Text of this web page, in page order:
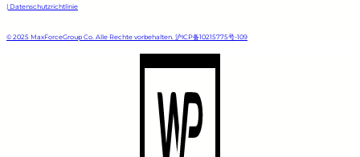
| Datenschutzrichtlinie
© 2025 MaxForceGroup Co. Alle Rechte vorbehalten. 沪ICP备10215775号-109